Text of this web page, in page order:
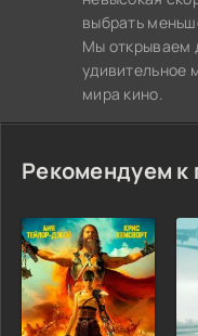
выбрать
Мы открываем
удивительное
мира кино.
Рекомендуем к